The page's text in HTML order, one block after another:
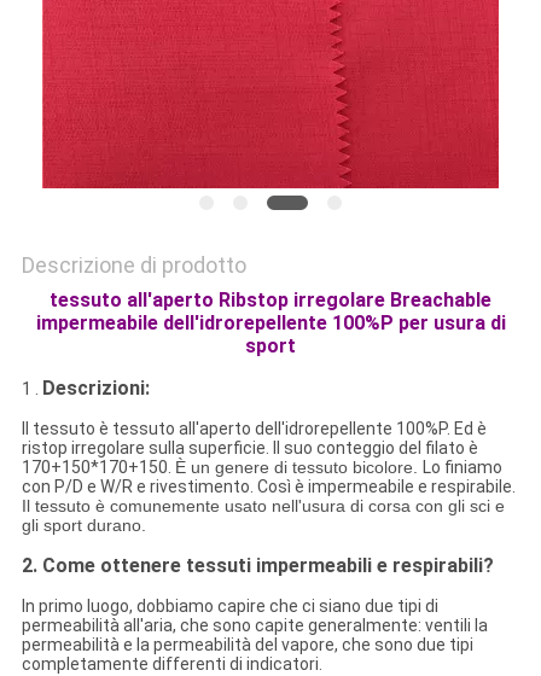
Descrizione di prodotto
tessuto all'aperto Ribstop irregolare Breachable
impermeabile dell'idrorepellente 100%P per usura di
sport
1 . Descrizioni:
Il tessuto è tessuto all'aperto dell'idrorepellente 100%P. Ed è
ristop irregolare sulla superficie. Il suo conteggio del filato è
170+150*170+150. È un genere di tessuto bicolore. Lo finiamo
con P/D e W/R e rivestimento. Così è impermeabile e respirabile.
Il tessuto è comunemente usato nell'usura di corsa con gli sci e
gli sport durano.
2. Come ottenere tessuti impermeabili e respirabili?
In primo luogo, dobbiamo capire che ci siano due tipi di
permeabilità all'aria, che sono capite generalmente: ventili la
permeabilità e la permeabilità del vapore, che sono due tipi
completamente differenti di indicatori.